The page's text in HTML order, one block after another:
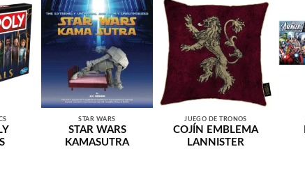
STAR WARS
STAR WARS
KAMASUTRA
JUEGO DE TRONOS
COJÍN EMBLEMA
LANNISTER